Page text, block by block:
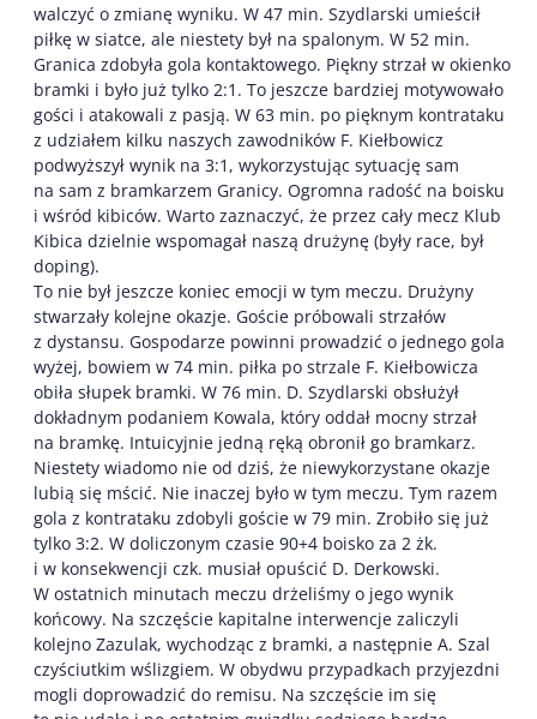
walczyć o zmianę wyniku. W 47 min. Szydlarski umieścił
piłkę w siatce, ale niestety był na spalonym. W 52 min.
Granica zdobyła gola kontaktowego. Piękny strzał w okienko
bramki i było już tylko 2:1. To jeszcze bardziej motywowało
gości i atakowali z pasją. W 63 min. po pięknym kontrataku
z udziałem kilku naszych zawodników F. Kiełbowicz
podwyższył wynik na 3:1, wykorzystując sytuację sam
na sam z bramkarzem Granicy. Ogromna radość na boisku
i wśród kibiców. Warto zaznaczyć, że przez cały mecz Klub
Kibica dzielnie wspomagał naszą drużynę (były race, był
doping).
To nie był jeszcze koniec emocji w tym meczu. Drużyny
stwarzały kolejne okazje. Goście próbowali strzałów
z dystansu. Gospodarze powinni prowadzić o jednego gola
wyżej, bowiem w 74 min. piłka po strzale F. Kiełbowicza
obiła słupek bramki. W 76 min. D. Szydlarski obsłużył
dokładnym podaniem Kowala, który oddał mocny strzał
na bramkę. Intuicyjnie jedną ręką obronił go bramkarz.
Niestety wiadomo nie od dziś, że niewykorzystane okazje
lubią się mścić. Nie inaczej było w tym meczu. Tym razem
gola z kontrataku zdobyli goście w 79 min. Zrobiło się już
tylko 3:2. W doliczonym czasie 90+4 boisko za 2 żk.
i w konsekwencji czk. musiał opuścić D. Derkowski.
W ostatnich minutach meczu drżeliśmy o jego wynik
końcowy. Na szczęście kapitalne interwencje zaliczyli
kolejno Zazulak, wychodząc z bramki, a następnie A. Szal
czyściutkim wślizgiem. W obydwu przypadkach przyjezdni
mogli doprowadzić do remisu. Na szczęście im się